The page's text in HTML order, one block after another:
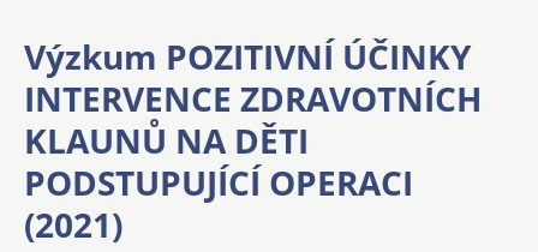
Výzkum POZITIVNÍ ÚČINKY
INTERVENCE ZDRAVOTNÍCH
KLAUNŮ NA DĚTI
PODSTUPUJÍCÍ OPERACI
(2021)